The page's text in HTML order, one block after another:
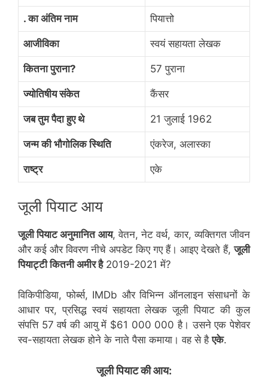
. का अंतिम नाम पियात्तो
आजीविका स्वयं सहायता लेखक
कितना पुराना? 57 पुराना
ज्योतिषीय संकेत कैंसर
जब तुम पैदा हुए थे 21 जुलाई 1962
जन्म की भौगोलिक स्थिति एंकरेज, अलास्का
राष्ट्र एके
जूली पियाट आय
जूली पियाट अनुमानित आय, वेतन, नेट वर्थ, कार, व्यक्तिगत जीवन
और कई और विवरण नीचे अपडेट किए गए हैं। आइए देखते हैं,जूली
पियाट्टी कितनी अमीर है2019-2021 में?
विकिपीडिया, फोर्ब्स, IMDb और विभिन्न ऑनलाइन संसाधनों के
आधार पर, प्रसिद्ध स्वयं सहायता लेखक जूली पियाट की कुल
संपत्ति 57 वर्ष की आयु में $61 000 000 है। उसने एक पेशेवर
स्व-सहायता लेखक होने के नाते पैसा कमाया। वह से हैएके.
जूली पियाट की आय: